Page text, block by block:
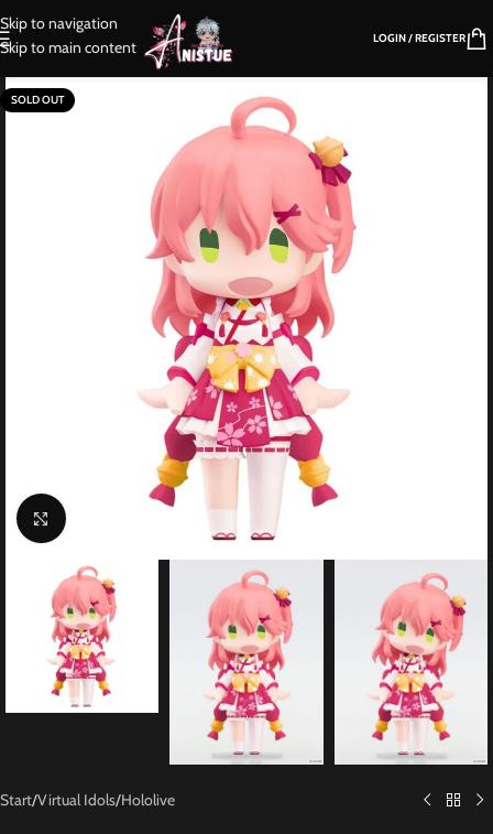
Skip to navigation
Skip to main content
LOGIN / REGISTER
SOLD OUT
Click to enlarge
Start/Virtual Idols/Hololive